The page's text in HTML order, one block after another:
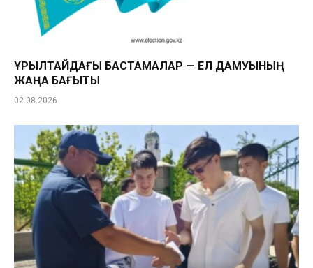
ҚҰРЫЛТАЙДАҒЫ БАСТАМАЛАР — ЕЛ ДАМУЫНЫҢ
ЖАҢА БАҒЫТЫ
02.08.2026